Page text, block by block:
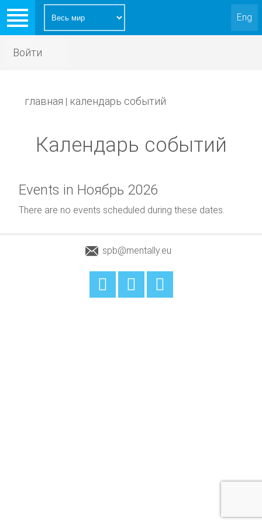
Eng
Войти
главная | календарь событий
Календарь событий
Events in Ноябрь 2026
There are no events scheduled during these dates.
spb@mentally.eu